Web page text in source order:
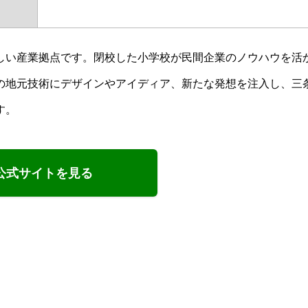
産業拠点です。閉校した小学校が民間企業のノウハウを活
元技術にデザインやアイディア、新たな発想を注入し、三
式サイトを見る